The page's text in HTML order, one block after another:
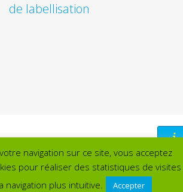
de labellisation
navigation sur ce site, vous acceptez
pour réaliser des statistiques de visites
navigation plus intuitive.
Accepter